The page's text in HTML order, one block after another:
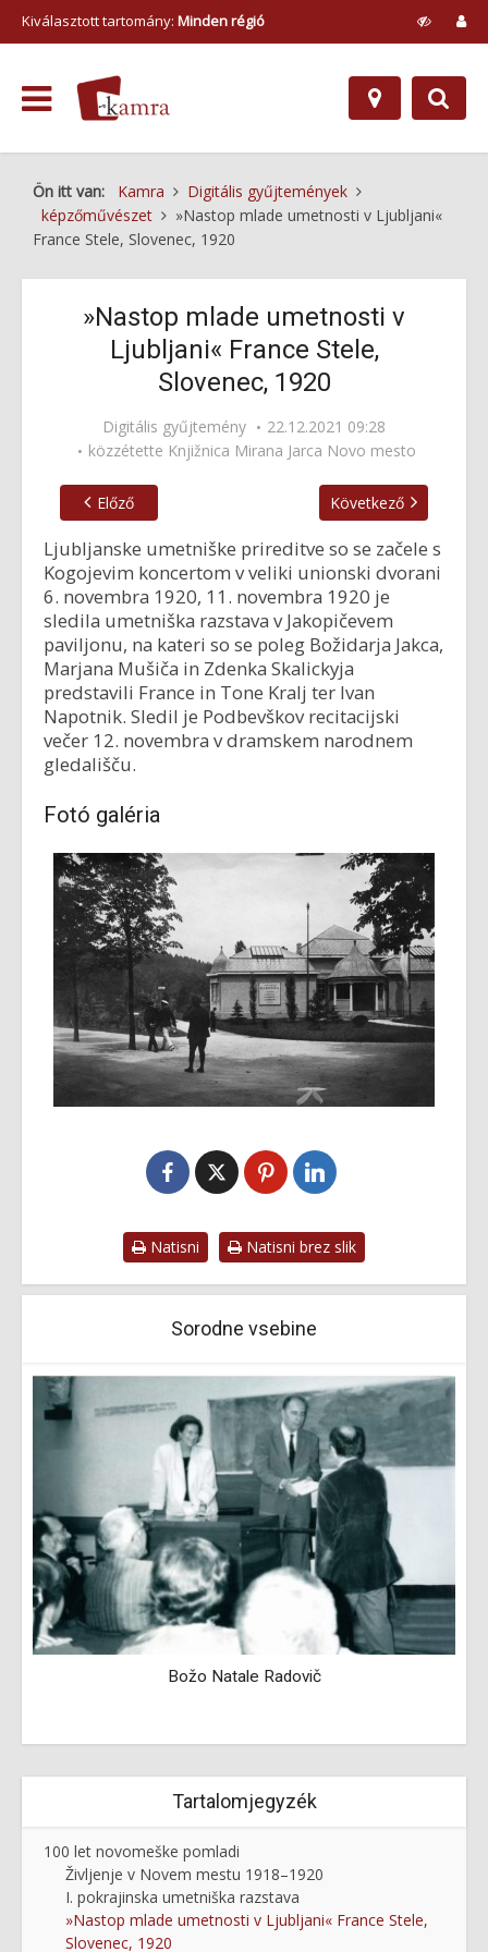
Kiválasztott tartomány: Minden régió
Ön itt van: Kamra
Digitális gyűjtemények
képzőművészet
»Nastop mlade umetnosti v Ljubljani«
France Stele, Slovenec, 1920
»Nastop mlade umetnosti v
Ljubljani« France Stele,
Slovenec, 1920
Digitális gyűjtemény
22.12.2021 09:28
közzétette Knjižnica Mirana Jarca Novo mesto
Előző Következő
Ljubljanske umetniške prireditve so se začele s
Kogojevim koncertom v veliki unionski dvorani
6. novembra 1920, 11. novembra 1920 je
sledila umetniška razstava v Jakopičevem
paviljonu, na kateri so se poleg Božidarja Jakca,
Marjana Mušiča in Zdenka Skalickyja
predstavili France in Tone Kralj ter Ivan
Napotnik. Sledil je Podbevškov recitacijski
večer 12. novembra v dramskem narodnem
gledališču.
Fotó galéria
Natisni Natisni brez slik
Sorodne vsebine
Božo Natale Radovič
Tartalomjegyzék
100 let novomeške pomladi
Življenje v Novem mestu 1918–1920
I. pokrajinska umetniška razstava
»Nastop mlade umetnosti v Ljubljani« France Stele,
Slovenec, 1920